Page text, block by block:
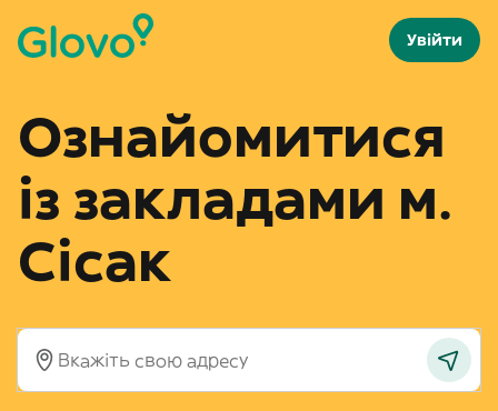
Увійти
Ознайомитися
із закладами м.
Сісак